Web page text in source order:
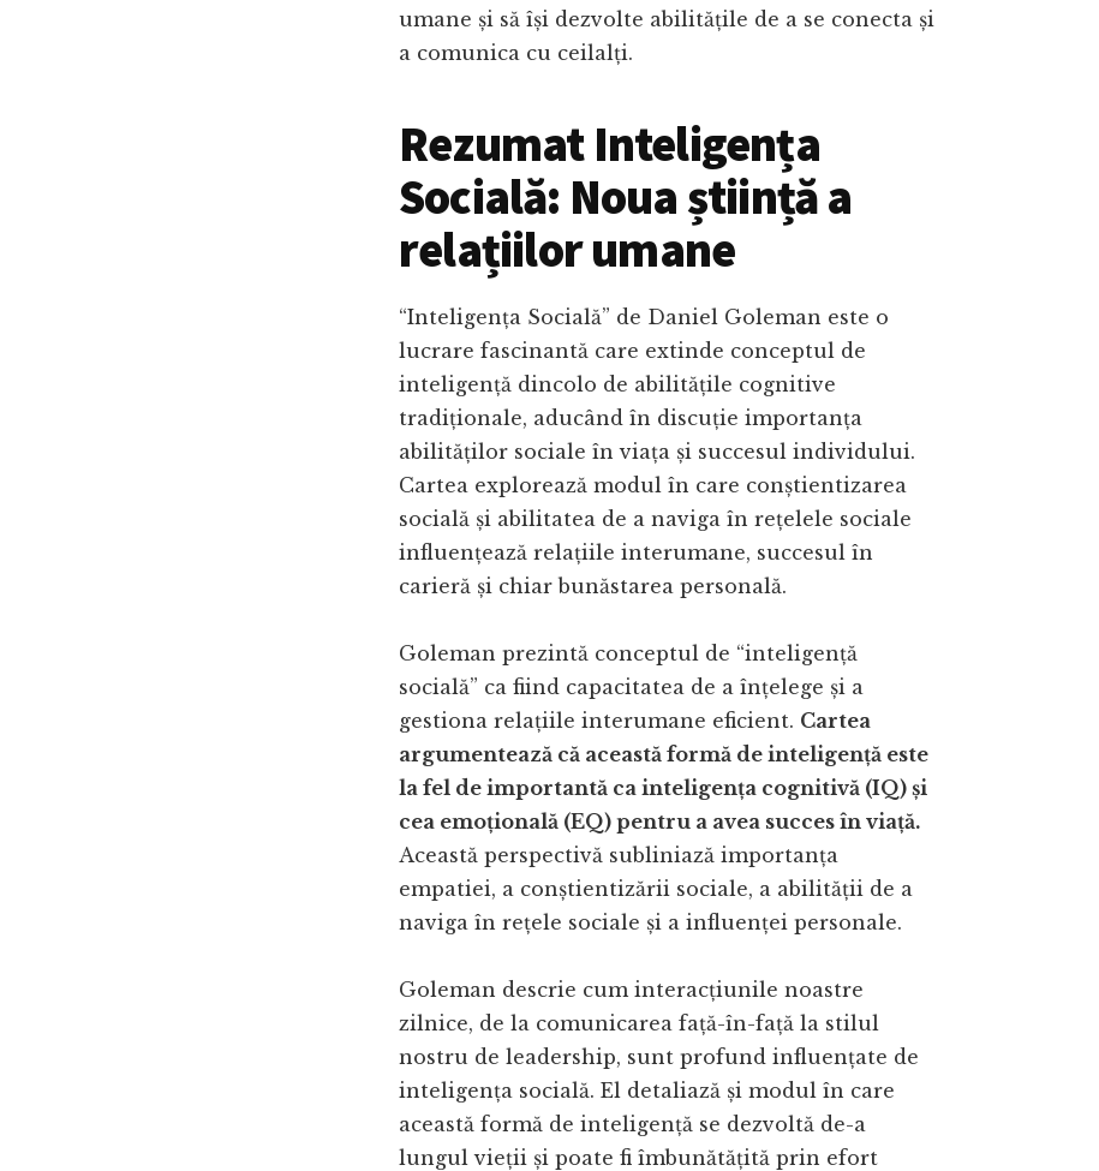
umane și să își dezvolte abilitățile de a se conecta și
a comunica cu ceilalți.
Rezumat Inteligența
Socială: Noua știință a
relațiilor umane
“Inteligența Socială” de Daniel Goleman este o
lucrare fascinantă care extinde conceptul de
inteligență dincolo de abilitățile cognitive
tradiționale, aducând în discuție importanța
abilităților sociale în viața și succesul individului.
Cartea explorează modul în care conștientizarea
socială și abilitatea de a naviga în rețelele sociale
influențează relațiile interumane, succesul în
carieră și chiar bunăstarea personală.
Goleman prezintă conceptul de “inteligență
socială” ca fiind capacitatea de a înțelege și a
gestiona relațiile interumane eficient. Cartea
argumentează că această formă de inteligență este
la fel de importantă ca inteligența cognitivă (IQ) și
cea emoțională (EQ) pentru a avea succes în viață.
Această perspectivă subliniază importanța
empatiei, a conștientizării sociale, a abilității de a
naviga în rețele sociale și a influenței personale.
Goleman descrie cum interacțiunile noastre
zilnice, de la comunicarea față-în-față la stilul
nostru de leadership, sunt profund influențate de
inteligența socială. El detaliază și modul în care
această formă de inteligență se dezvoltă de-a
lungul vieții și poate fi îmbunătățită prin efort